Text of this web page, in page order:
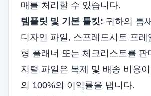
매를 처리할 수 있습니다.
템플릿 및 기본 툴킷: 귀하의 틈
디자인 파일, 스프레드시트 프레
형 플래너 또는 체크리스트를 판
지털 파일은 복제 및 배송 비용
의 100%의 이익률을 냅니다.